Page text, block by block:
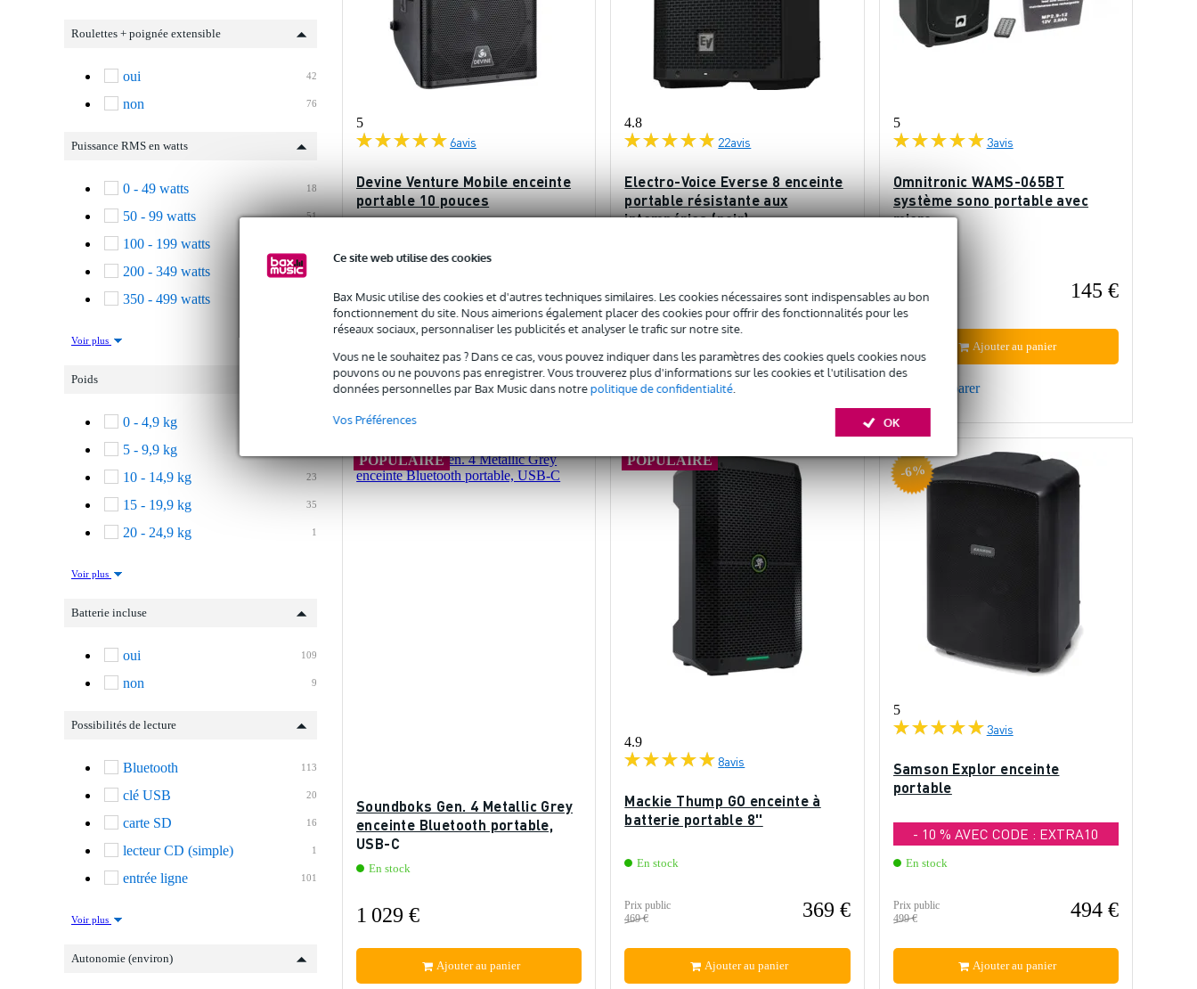
Ce site web utilise des cookies
Bax Music utilise des cookies et d'autres techniques similaires. Les cookies nécessaires sont indispensables au bon
fonctionnement du site. Nous aimerions également placer des cookies pour offrir des fonctionnalités pour les
réseaux sociaux, personnaliser les publicités et analyser le trafic sur notre site.
Vous ne le souhaitez pas ? Dans ce cas, vous pouvez indiquer dans les paramètres des cookies quels cookies nous
pouvons ou ne pouvons pas enregistrer. Vous trouverez plus d'informations sur les cookies et l'utilisation des
données personnelles par Bax Music dans notrepolitique de confidentialité.
OK
Vos Préférences
Roulettes + poignée extensible
42
oui
76
non
Puissance RMS en watts
18
0 - 49 watts
51
50 - 99 watts
100 - 199 watts
200 - 349 watts
350 - 499 watts
Voir plus
Poids
0 - 4,9 kg
5 - 9,9 kg
23
10 - 14,9 kg
35
15 - 19,9 kg
1
20 - 24,9 kg
Voir plus
Batterie incluse
109
oui
9
non
Possibilités de lecture
113
Bluetooth
20
clé USB
16
carte SD
1
lecteur CD (simple)
101
entrée ligne
Voir plus
Autonomie (environ)
5
6avis
Devine Venture Mobile enceinte
portable 10 pouces
558 €
349 €
Comparer
4.8
22avis
Electro-Voice Everse 8 enceinte
portable résistante aux
intempéries (noir)
905 €
739 €
Comparer
5
3avis
Omnitronic WAMS-065BT
système sono portable avec
micro
179 €
145 €
Comparer
Ajouter au panier
POPULAIRE
Soundboks Gen. 4 Metallic Grey
enceinte Bluetooth portable,
USB-C
En stock
1 029 €
Ajouter au panier
POPULAIRE
4.9
8avis
Mackie Thump GO enceinte à
batterie portable 8''
En stock
Prix public
469 €
369 €
Ajouter au panier
-6%
5
3avis
Samson Explor enceinte
portable
- 10 % AVEC CODE : EXTRA10
En stock
Prix public
499 €
494 €
Ajouter au panier